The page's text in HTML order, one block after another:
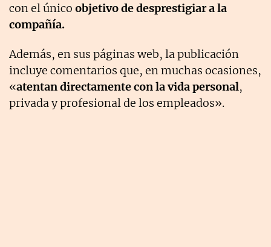
con el único objetivo de desprestigiar a la
compañía.
Además, en sus páginas web, la publicación
incluye comentarios que, en muchas ocasiones,
«atentan directamente con la vida personal,
privada y profesional de los empleados».